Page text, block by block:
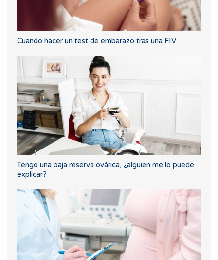
Cuando hacer un test de embarazo tras una FIV
Tengo una baja reserva ovárica, ¿alguien me lo puede
explicar?